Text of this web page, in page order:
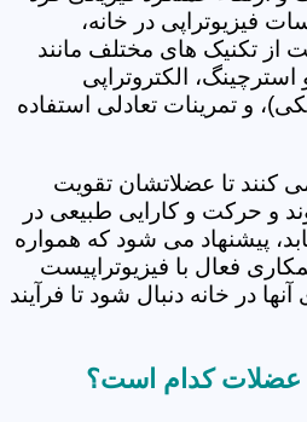
فیزیوتراپی در خانه،
از تکنیک های مختلف مانند
الکتروتراپی
و تمرینات تعادلی استفاده
کنند تا عضلاتشان تقویت
و حرکت و کارایی طبیعی در
پیشنهاد می شود که همواره
فعال با فیزیوتراپیست
در خانه دنبال شود تا فرآیند
عضلات کدام است؟